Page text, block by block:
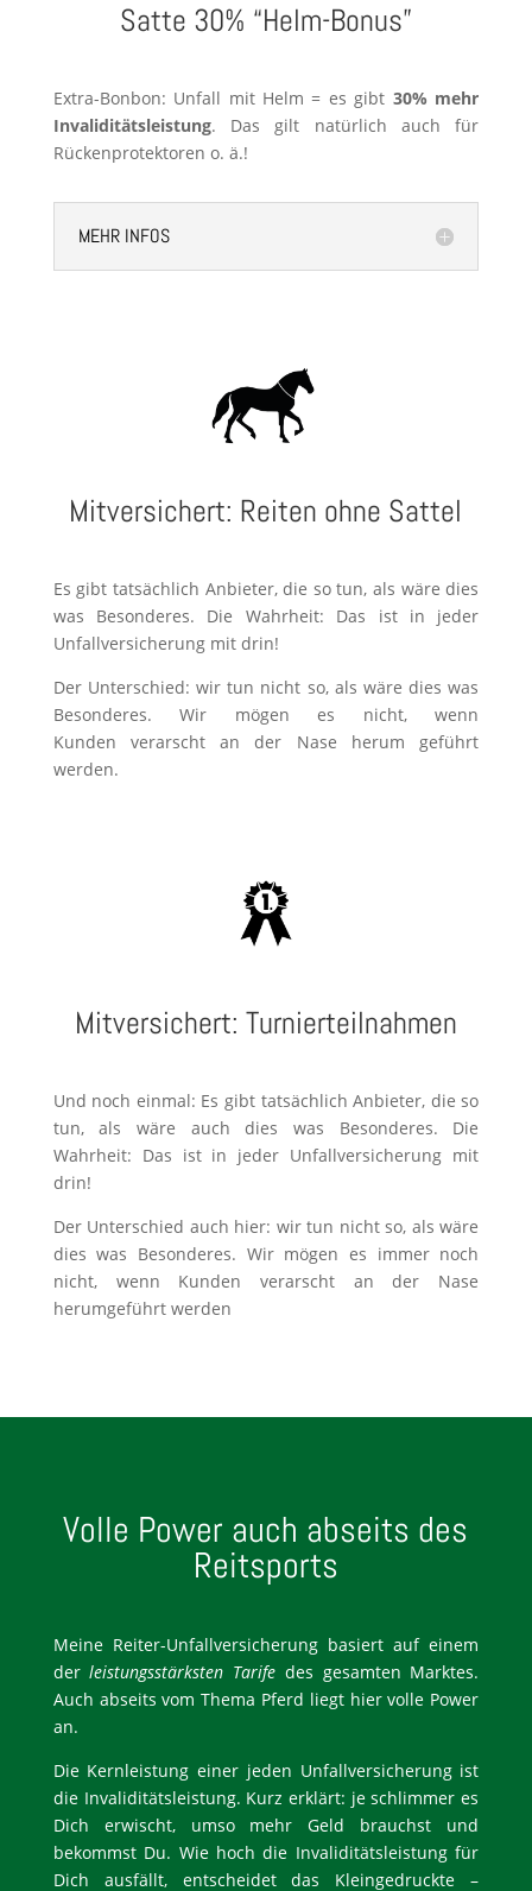
Satte 30% “Helm-Bonus”
Extra-Bonbon: Unfall mit Helm = es gibt 30% mehr
Invaliditätsleistung. Das gilt natürlich auch für
Rückenprotektoren o. ä.!
MEHR INFOS
Mitversichert: Reiten ohne Sattel
Es gibt tatsächlich Anbieter, die so tun, als wäre dies
was Besonderes. Die Wahrheit: Das ist in jeder
Unfallversicherung mit drin!
Der Unterschied: wir tun nicht so, als wäre dies was
Besonderes. Wir mögen es nicht, wenn
Kunden
verarscht
an der Nase herum geführt
werden.
Mitversichert: Turnierteilnahmen
Und noch einmal: Es gibt tatsächlich Anbieter, die so
tun, als wäre auch dies was Besonderes. Die
Wahrheit: Das ist in jeder Unfallversicherung mit
drin!
Der Unterschied auch hier: wir tun nicht so, als wäre
dies was Besonderes. Wir mögen es immer noch
nicht, wenn Kunden
verarscht
an der Nase
herumgeführt werden
Volle Power auch abseits des
Reitsports
Meine Reiter-Unfallversicherung basiert auf einem
der leistungsstärksten Tarife des gesamten Marktes.
Auch abseits vom Thema Pferd liegt hier volle Power
an.
Die Kernleistung einer jeden Unfallversicherung ist
die Invaliditätsleistung. Kurz erklärt: je schlimmer es
Dich erwischt, umso mehr Geld brauchst und
bekommst Du. Wie hoch die Invaliditätsleistung für
Dich ausfällt, entscheidet das Kleingedruckte –